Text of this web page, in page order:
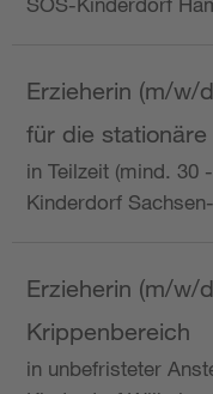
Erzieherin (m/w/
für die
in Teilzeit (mind. 30
Kinderdorf
Erzieherin (m/w/
Krippenbereich
in unbefristeter